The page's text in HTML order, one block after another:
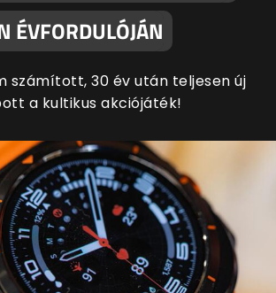
ÉVFORDULÓJÁN
számított, 30 év után teljesen új
a kultikus akciójáték!